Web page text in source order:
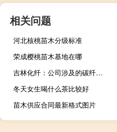
相关问题
河北核桃苗木分级标准
荣成樱桃苗木基地在哪
吉林化纤：公司涉及的碳纤维产品处于产业链上游当前还未直接对接下游制品客户；但从性价比角度考量公司的碳纤维产品可用于机械臂或人工智能领域
冬天女生喝什么茶比较好
苗木供应合同最新格式图片